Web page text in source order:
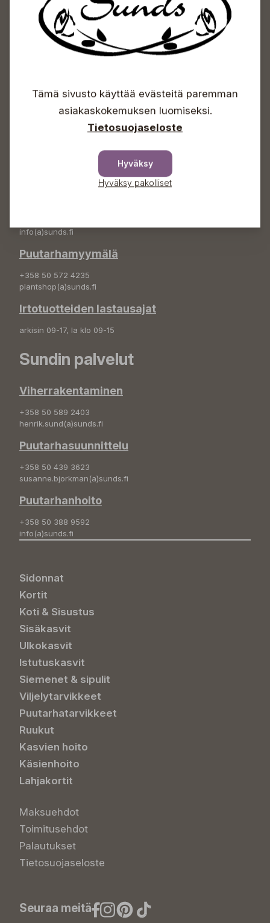
Avoinna
Arkisin 09-18
Lauantaisin 09-16
Sunnuntaisin Itsepalvelu
+358 50 388 9592
info(a)sunds.fi
info(a)sunds.fi
Puutarhamyymälä
+358 50 572 4235
plantshop(a)sunds.fi
Irtotuotteiden lastausajat
arkisin 09-17, la klo 09-15
Sundin palvelut
Viherrakentaminen
+358 50 589 2403
henrik.sund(a)sunds.fi
Puutarhasuunnittelu
+358 50 439 3623
susanne.bjorkman(a)sunds.fi
Puutarhanhoito
+358 50 388 9592
info(a)sunds.fi
Sidonnat
Kortit
Koti & Sisustus
Sisäkasvit
Ulkokasvit
Istutuskasvit
Siemenet & sipulit
Viljelytarvikkeet
Puutarhatarvikkeet
Ruukut
Kasvien hoito
Käsienhoito
Lahjakortit
Maksuehdot
Toimitusehdot
Palautukset
Tietosuojaseloste
Seuraa meitä
Tämä sivusto käyttää evästeitä paremman
asiakaskokemuksen luomiseksi.
Tietosuojaseloste
Hyväksy
Hyväksy pakolliset